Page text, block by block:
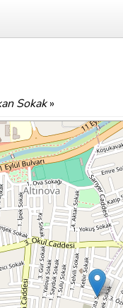
Sokak»